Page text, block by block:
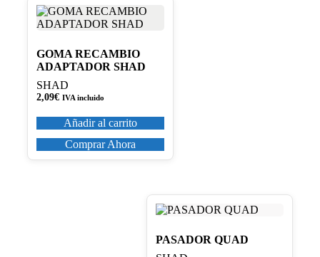
GOMA RECAMBIO
ADAPTADOR SHAD
SHAD
2,09€ IVA incluido
Añadir al carrito
Comprar Ahora
PASADOR QUAD